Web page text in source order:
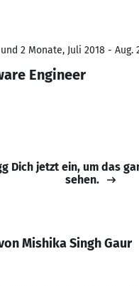
2 Monate, Juli 2018 - Aug.
Engineer
Dich jetzt ein, um das
sehen.
Mishika Singh Gaur